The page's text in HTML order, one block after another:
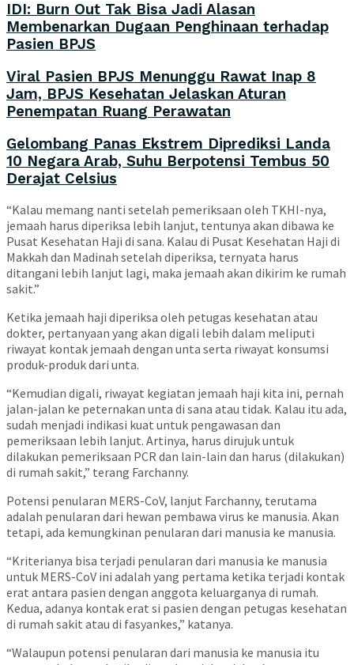
IDI: Burn Out Tak Bisa Jadi Alasan
Membenarkan Dugaan Penghinaan terhadap
Pasien BPJS
Viral Pasien BPJS Menunggu Rawat Inap 8
Jam, BPJS Kesehatan Jelaskan Aturan
Penempatan Ruang Perawatan
Gelombang Panas Ekstrem Diprediksi Landa
10 Negara Arab, Suhu Berpotensi Tembus 50
Derajat Celsius
“Kalau memang nanti setelah pemeriksaan oleh TKHI-nya,
jemaah harus diperiksa lebih lanjut, tentunya akan dibawa ke
Pusat Kesehatan Haji di sana. Kalau di Pusat Kesehatan Haji di
Makkah dan Madinah setelah diperiksa, ternyata harus
ditangani lebih lanjut lagi, maka jemaah akan dikirim ke rumah
sakit.”
Ketika jemaah haji diperiksa oleh petugas kesehatan atau
dokter, pertanyaan yang akan digali lebih dalam meliputi
riwayat kontak jemaah dengan unta serta riwayat konsumsi
produk-produk dari unta.
“Kemudian digali, riwayat kegiatan jemaah haji kita ini, pernah
jalan-jalan ke peternakan unta di sana atau tidak. Kalau itu ada,
sudah menjadi indikasi kuat untuk pengawasan dan
pemeriksaan lebih lanjut. Artinya, harus dirujuk untuk
dilakukan pemeriksaan PCR dan lain-lain dan harus (dilakukan)
di rumah sakit,” terang Farchanny.
Potensi penularan MERS-CoV, lanjut Farchanny, terutama
adalah penularan dari hewan pembawa virus ke manusia. Akan
tetapi, ada kemungkinan penularan dari manusia ke manusia.
“Kriterianya bisa terjadi penularan dari manusia ke manusia
untuk MERS-CoV ini adalah yang pertama ketika terjadi kontak
erat antara pasien dengan anggota keluarganya di rumah.
Kedua, adanya kontak erat si pasien dengan petugas kesehatan
di rumah sakit atau di fasyankes,” katanya.
“Walaupun potensi penularan dari manusia ke manusia itu